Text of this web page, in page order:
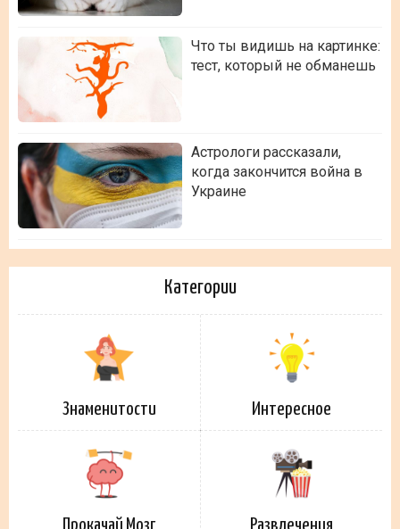
Что ты видишь на картинке:
тест, который не обманешь
Астрологи рассказали,
когда закончится война в
Украине
Категории
Знаменитости Интересное